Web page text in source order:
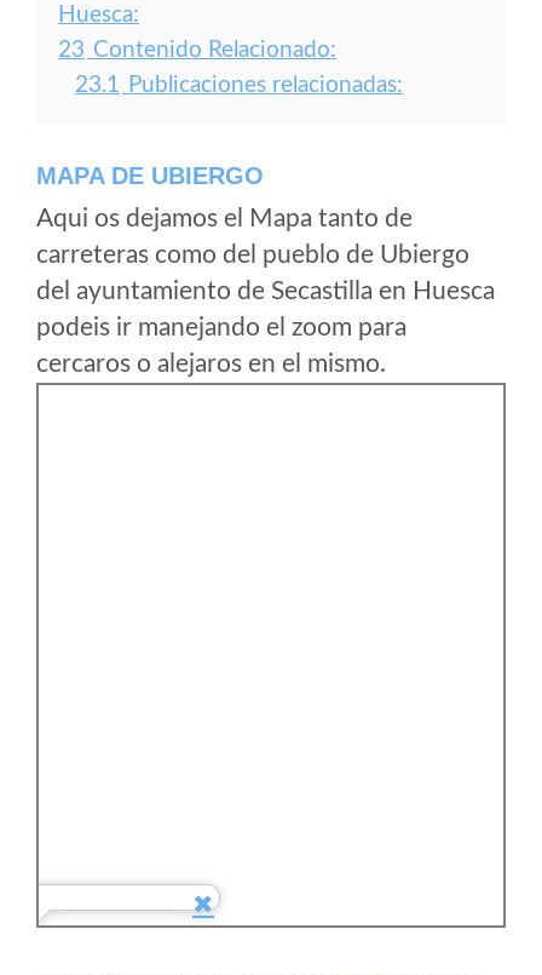
Huesca:
23 Contenido Relacionado:
23.1 Publicaciones relacionadas:
MAPA DE UBIERGO
Aqui os dejamos el Mapa tanto de
carreteras como del pueblo de Ubiergo
del ayuntamiento de Secastilla en Huesca
podeis ir manejando el zoom para
cercaros o alejaros en el mismo.